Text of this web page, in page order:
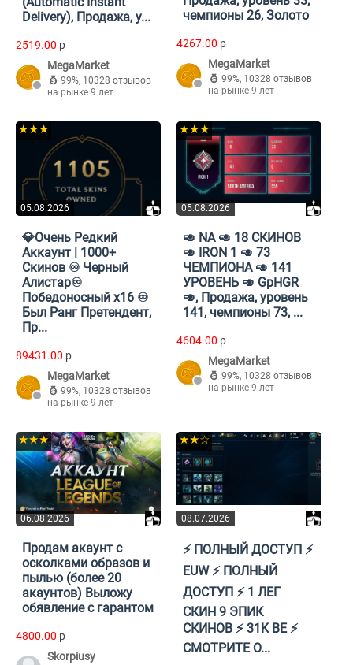
Delivery), Продажа, у...
2519.00 p
MegaMarket
99%, 10328 отзывов
на рынке 9 лет
чемпионы 26, Золото
4267.00 p
MegaMarket
99%, 10328 отзывов
на рынке 9 лет
05.08.2026
★★★
💎Очень Редкий
Аккаунт | 1000+
Скинов ♾️ Черный
Алистар♾️
Победоносный x16 ♾️
Был Ранг Претендент,
Пр...
89431.00 p
MegaMarket
99%, 10328 отзывов
на рынке 9 лет
05.08.2026
★★★
🥑 NA 🥑 18 СКИНОВ
🥑 IRON 1 🥑 73
ЧЕМПИОНА 🥑 141
УРОВЕНЬ 🥑 GpHGR
🥑, Продажа, уровень
141, чемпионы 73, ...
4604.00 p
MegaMarket
99%, 10328 отзывов
на рынке 9 лет
06.08.2026
★★★
Продам акаунт с
осколками образов и
пылью (более 20
акаунтов) Выложу
обявление с гарантом
4800.00 p
Skorpiusy
08.07.2026
★★☆
⚡️ ПОЛНЫЙ ДОСТУП ⚡️
EUW ⚡️ ПОЛНЫЙ
ДОСТУП ⚡️ 1 ЛЕГ
СКИН 9 ЭПИК
СКИНОВ ⚡️ 31K BE ⚡️
СМОТРИТЕ О...